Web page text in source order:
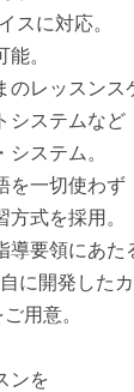
スに対応。
。
レッスンス
システムなど
ステム。
を一切使わず
式を採用。
導要領にあた
に開発した
用意。
ンを